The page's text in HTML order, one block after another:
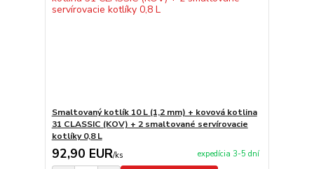
Smaltovaný kotlík 10 L (1,2 mm) + kovová kotlina
31 CLASSIC (KOV) + 2 smaltované servírovacie
kotlíky 0,8 L
92,90 EUR/ks expedícia 3-5 dní